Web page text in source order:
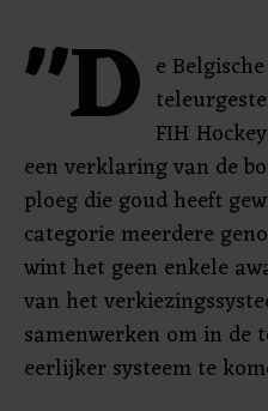
"D e
FIH
een verklaring van de
ploeg die goud heeft
categorie meerdere
wint het geen enkele
van het
samenwerken om in de
eerlijker systeem te